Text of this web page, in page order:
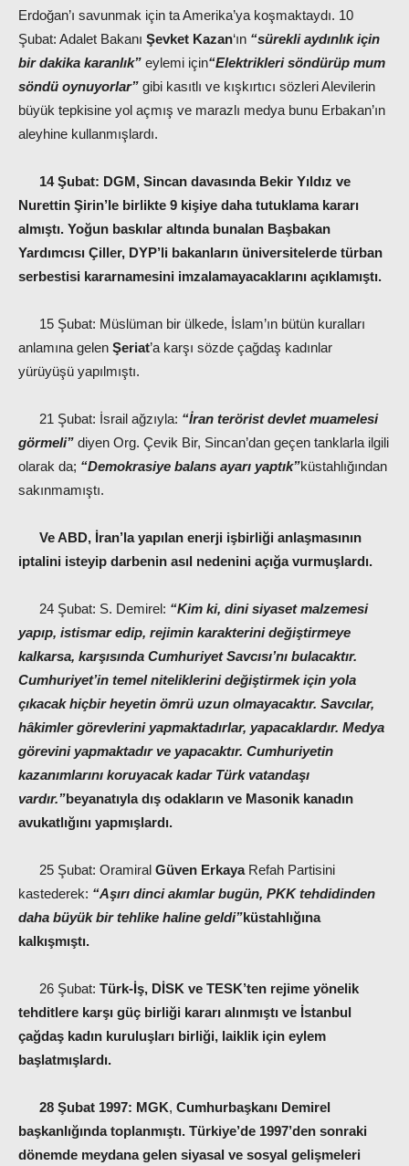
Erdoğan’ı savunmak için ta Amerika’ya koşmaktaydı. 10
Şubat: Adalet Bakanı Şevket Kazan‘ın “sürekli aydınlık için
bir dakika karanlık” eylemi için“Elektrikleri söndürüp mum
söndü oynuyorlar” gibi kasıtlı ve kışkırtıcı sözleri Alevilerin
büyük tepkisine yol açmış ve marazlı medya bunu Erbakan’ın
aleyhine kullanmışlardı.
14 Şubat: DGM, Sincan davasında Bekir Yıldız ve
Nurettin Şirin’le birlikte 9 kişiye daha tutuklama kararı
almıştı. Yoğun baskılar altında bunalan Başbakan
Yardımcısı Çiller, DYP’li bakanların üniversitelerde türban
serbestisi kararnamesini imzalamayacaklarını açıklamıştı.
15 Şubat: Müslüman bir ülkede, İslam’ın bütün kuralları
anlamına gelen Şeriat’a karşı sözde çağdaş kadınlar
yürüyüşü yapılmıştı.
21 Şubat: İsrail ağzıyla: “İran terörist devlet muamelesi
görmeli” diyen Org. Çevik Bir, Sincan’dan geçen tanklarla ilgili
olarak da; “Demokrasiye balans ayarı yaptık”küstahlığından
sakınmamıştı.
Ve ABD, İran’la yapılan enerji işbirliği anlaşmasının
iptalini isteyip darbenin asıl nedenini açığa vurmuşlardı.
24 Şubat: S. Demirel: “Kim ki, dini siyaset malzemesi
yapıp, istismar edip, rejimin karakterini değiştirmeye
kalkarsa, karşısında Cumhuriyet Savcısı’nı bulacaktır.
Cumhuriyet’in temel niteliklerini değiştirmek için yola
çıkacak hiçbir heyetin ömrü uzun olmayacaktır. Savcılar,
hâkimler görevlerini yapmaktadırlar, yapacaklardır. Medya
görevini yapmaktadır ve yapacaktır. Cumhuriyetin
kazanımlarını koruyacak kadar Türk vatandaşı
vardır.”beyanatıyla dış odakların ve Masonik kanadın
avukatlığını yapmışlardı.
25 Şubat: Oramiral Güven ErkayaRefah Partisini
kastederek: “Aşırı dinci akımlar bugün, PKK tehdidinden
daha büyük bir tehlike haline geldi”küstahlığına
kalkışmıştı.
26 Şubat: Türk-İş, DİSK ve TESK’ten rejime yönelik
tehditlere karşı güç birliği kararı alınmıştı ve İstanbul
çağdaş kadın kuruluşları birliği, laiklik için eylem
başlatmışlardı.
28 Şubat 1997: MGK, Cumhurbaşkanı Demirel
başkanlığında toplanmıştı. Türkiye’de 1997’den sonraki
dönemde meydana gelen siyasal ve sosyal gelişmeleri